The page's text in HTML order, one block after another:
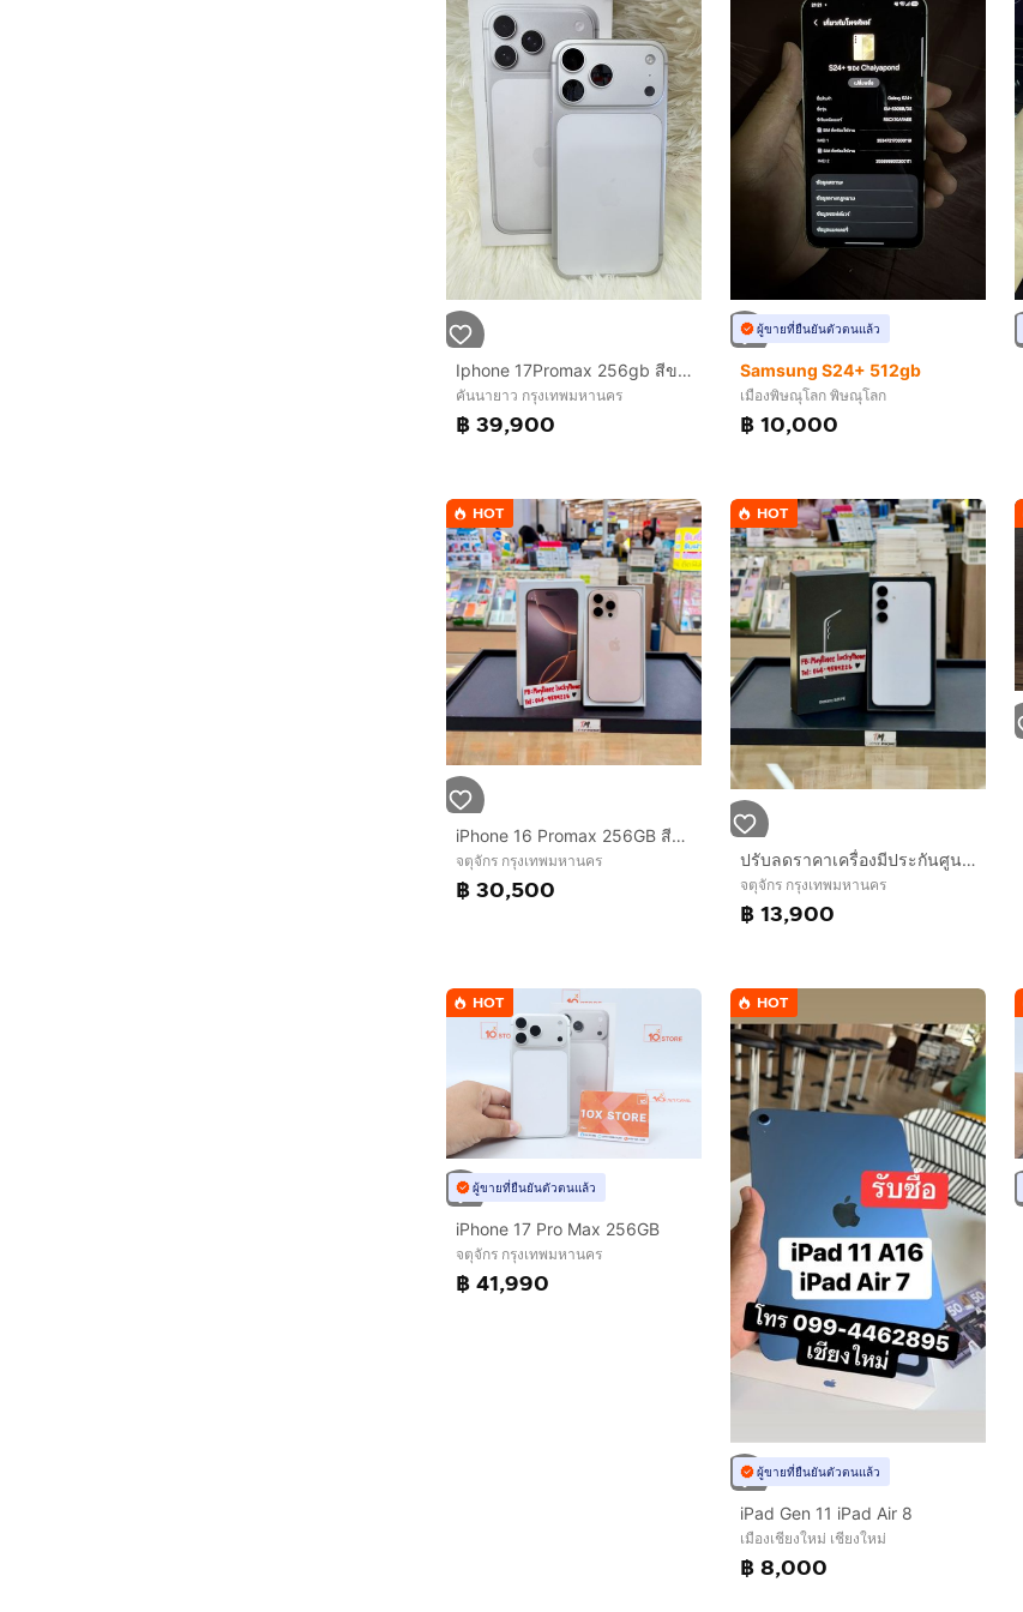
Iphone 17Promax 256gb สีขาวเครื่องสวย ยกกล่อง เดิมๆสุขภาพแบต 94%ประกันเหลือ 30/11/2569อุปกรณ์ สายชาร์จแท้ กล่องเดิมเลขตรงกล่องนัดรับได้ รามอินทรา83 กม8 กม9
คันนายาว กรุงเทพมหานคร
฿ 39,900
ผู้ขายที่ยืนยันตัวตนแล้ว
Samsung S24+ 512gb
เมืองพิษณุโลก พิษณุโลก
฿ 10,000
HOT
iPhone 16 Promax 256GB สีDesert สวยมากๆ
จตุจักร กรุงเทพมหานคร
฿ 30,500
HOT
ปรับลดราคาเครื่องมีประกันศูนย์ สภาพสวยมากSamsung S25FE Ram8 Rom 128GB สีขาว
จตุจักร กรุงเทพมหานคร
฿ 13,900
HOT
ผู้ขายที่ยืนยันตัวตนแล้ว
iPhone 17 Pro Max 256GB
จตุจักร กรุงเทพมหานคร
฿ 41,990
HOT
ผู้ขายที่ยืนยันตัวตนแล้ว
iPad Gen 11 iPad Air 8
เมืองเชียงใหม่ เชียงใหม่
฿ 8,000